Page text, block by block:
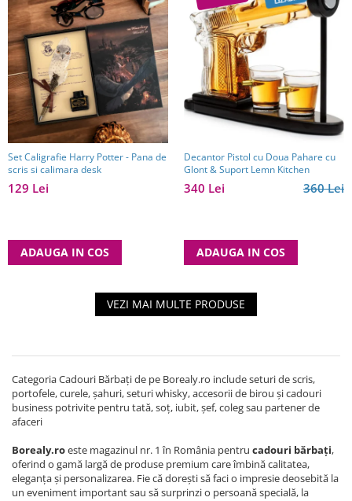
Set Caligrafie Harry Potter - Pana de
scris si calimara desk
129 Lei
ADAUGA IN COS
Decantor Pistol cu Doua Pahare cu
Glont & Suport Lemn Kitchen
360 Lei
340 Lei
ADAUGA IN COS
VEZI MAI MULTE PRODUSE
Categoria Cadouri Bărbați de pe Borealy.ro include seturi de scris,
portofele, curele, șahuri, seturi whisky, accesorii de birou și cadouri
business potrivite pentru tată, soț, iubit, șef, coleg sau partener de
afaceri
Borealy.roeste magazinul nr. 1 în România pentru cadouri bărbați,
oferind o gamă largă de produse premium care îmbină calitatea,
eleganța și personalizarea. Fie că dorești să faci o impresie deosebită la
un eveniment important sau să surprinzi o persoană specială, la